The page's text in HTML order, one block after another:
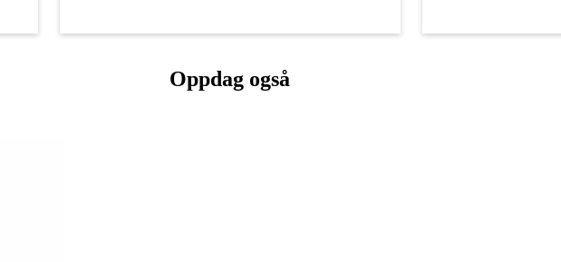
Oppdag også